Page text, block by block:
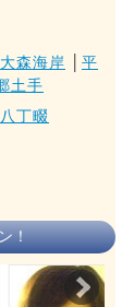
大森海岸
平
土手
八丁畷
！